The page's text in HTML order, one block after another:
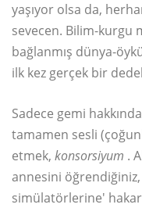
yaşıyor olsa da,
sevecen. Bilim-kurgu
bağlanmış dünya-
ilk kez gerçek bir
Sadece gemi
tamamen sesli
etmek, konsorsiyum .
annesini
simülatörlerine'